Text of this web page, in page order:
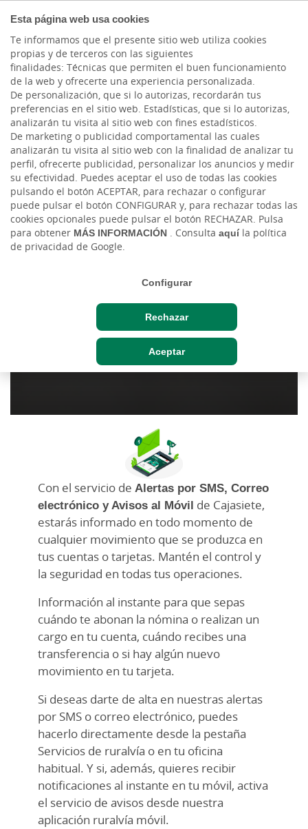
Esta página web usa cookies
Te informamos que el presente sitio web utiliza cookies
propias y de terceros con las siguientes
finalidades: Técnicas que permiten el buen funcionamiento
de la web y ofrecerte una experiencia personalizada.
De personalización, que si lo autorizas, recordarán tus
preferencias en el sitio web. Estadísticas, que si lo autorizas,
analizarán tu visita al sitio web con fines estadísticos.
De marketing o publicidad comportamental las cuales
analizarán tu visita al sitio web con la finalidad de analizar tu
perfil, ofrecerte publicidad, personalizar los anuncios y medir
su efectividad. Puedes aceptar el uso de todas las cookies
pulsando el botón ACEPTAR, para rechazar o configurar
puede pulsar el botón CONFIGURAR y, para rechazar todas las
cookies opcionales puede pulsar el botón RECHAZAR. Pulsa
para obtener MÁS INFORMACIÓN . Consulta aquíla política
de privacidad de Google.
Configurar
Rechazar
Aceptar
Cargando contenido, por favor espere...
ALERTAS POR SMS Y CORREO
ELECTRÓNICO Y AVISOS AL MÓVIL
Mantente informado en todo
momento, estés donde estés
Con el servicio de Alertas por SMS, Correo
electrónico y Avisos al Móvil de Cajasiete,
estarás informado en todo momento de
cualquier movimiento que se produzca en
tus cuentas o tarjetas. Mantén el control y
la seguridad en todas tus operaciones.
Información al instante para que sepas
cuándo te abonan la nómina o realizan un
cargo en tu cuenta, cuándo recibes una
transferencia o si hay algún nuevo
movimiento en tu tarjeta.
Si deseas darte de alta en nuestras alertas
por SMS o correo electrónico, puedes
hacerlo directamente desde la pestaña
Servicios de ruralvía o en tu oficina
habitual. Y si, además, quieres recibir
notificaciones al instante en tu móvil, activa
el servicio de avisos desde nuestra
aplicación ruralvía móvil.